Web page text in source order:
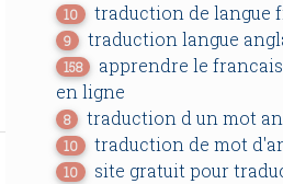
10 traduction de langue
9 traduction langue
158
apprendre le
en ligne
8 traduction d un mot
10 traduction de mot
10
site gratuit pour